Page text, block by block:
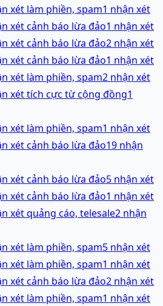
xét làm phiền, spam1 nhận xét
xét cảnh báo lừa đảo1 nhận xét
xét cảnh báo lừa đảo2 nhận xét
xét cảnh báo lừa đảo1 nhận xét
xét làm phiền, spam2 nhận xét
xét tích cực từ cộng đồng1
xét làm phiền, spam1 nhận xét
xét cảnh báo lừa đảo19 nhận
xét cảnh báo lừa đảo5 nhận xét
xét cảnh báo lừa đảo1 nhận xét
xét quảng cáo, telesale2 nhận
xét làm phiền, spam5 nhận xét
xét làm phiền, spam1 nhận xét
xét cảnh báo lừa đảo2 nhận xét
xét làm phiền, spam1 nhận xét